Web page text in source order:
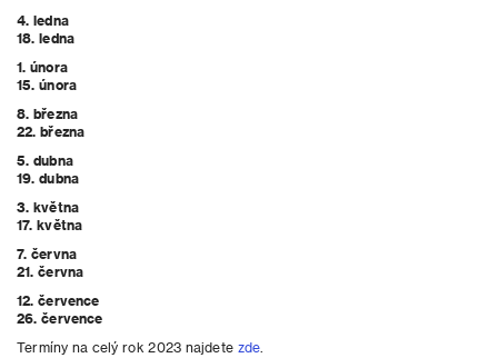
4. ledna
18. ledna
1. února
15. února
8. března
22. března
5. dubna
19. dubna
3. května
17. května
7. června
21. června
12. července
26. července
Termíny na celý rok 2023 najdete zde